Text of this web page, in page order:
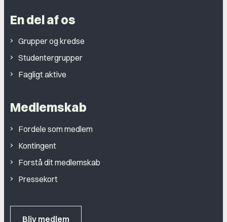
En del af os
Grupper og kredse
Studentergrupper
Fagligt aktive
Medlemskab
Fordele som medlem
Kontingent
Forstå dit medlemskab
Pressekort
Bliv medlem